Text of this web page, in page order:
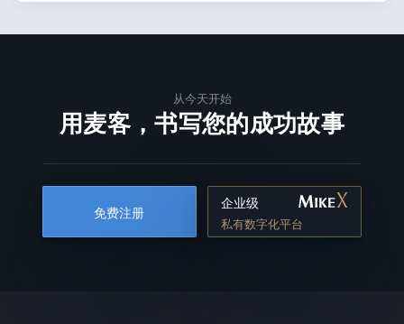
从今天开始
用麦客，书写您的成功故事
免费注册
企业级
私有数字化平台